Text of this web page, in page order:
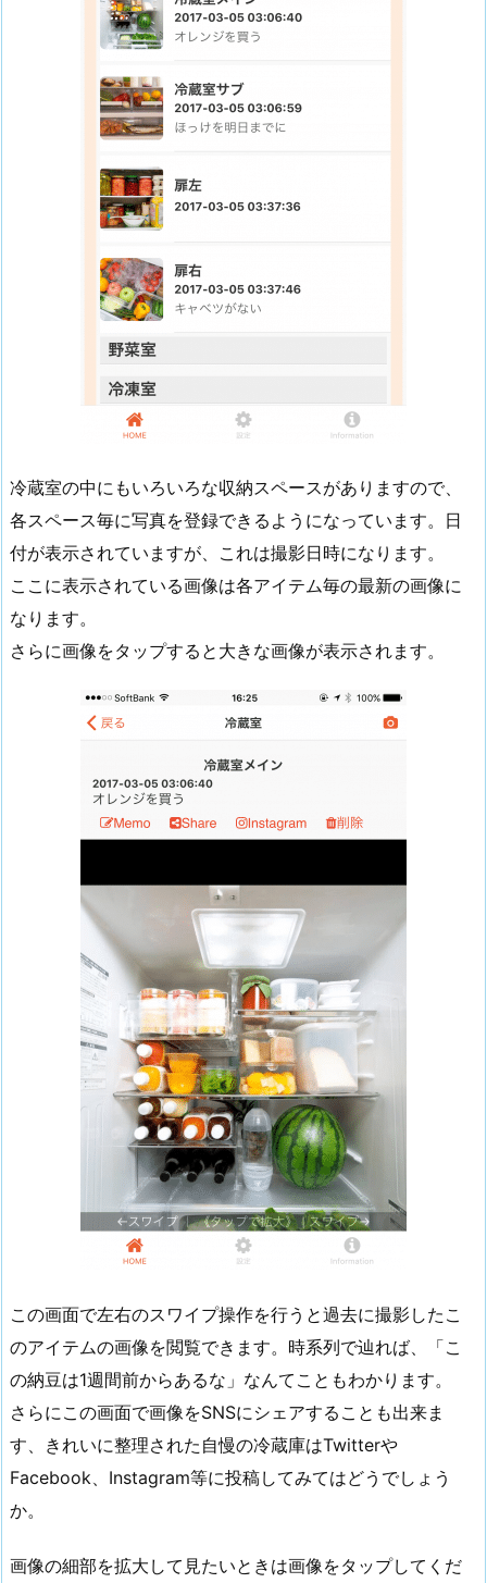
冷蔵室の中にもいろいろな収納スペースがありますので、
各スペース毎に写真を登録できるようになっています。日
付が表示されていますが、これは撮影日時になります。
ここに表示されている画像は各アイテム毎の最新の画像に
なります。
さらに画像をタップすると大きな画像が表示されます。
この画面で左右のスワイプ操作を行うと過去に撮影したこ
のアイテムの画像を閲覧できます。時系列で辿れば、「こ
の納豆は1週間前からあるな」なんてこともわかります。
さらにこの画面で画像をSNSにシェアすることも出来ま
す、きれいに整理された自慢の冷蔵庫はTwitterや
Facebook、Instagram等に投稿してみてはどうでしょう
か。
画像の細部を拡大して見たいときは画像をタップしてくだ